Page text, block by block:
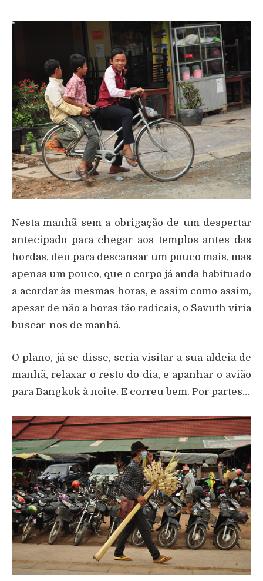
Nesta manhã sem a obrigação de um despertar
antecipado para chegar aos templos antes das
hordas, deu para descansar um pouco mais, mas
apenas um pouco, que o corpo já anda habituado
a acordar às mesmas horas, e assim como assim,
apesar de não a horas tão radicais, o Savuth viria
buscar-nos de manhã.
O plano, já se disse, seria visitar a sua aldeia de
manhã, relaxar o resto do dia, e apanhar o avião
para Bangkok à noite. E correu bem. Por partes…